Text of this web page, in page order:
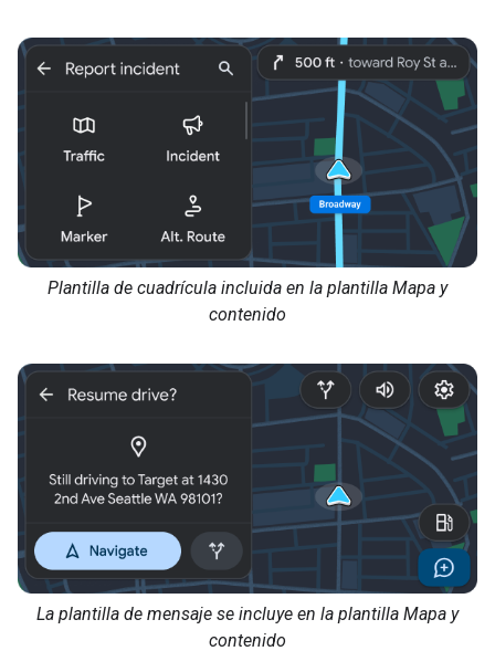
Plantilla de cuadrícula incluida en la plantilla Mapa y
contenido
La plantilla de mensaje se incluye en la plantilla Mapa y
contenido